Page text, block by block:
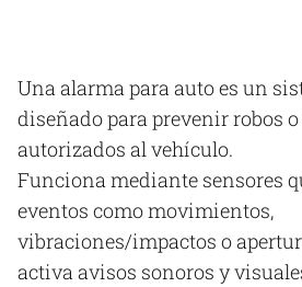
Una alarma para auto es un
diseñado para prevenir robos
autorizados al vehículo.​
Funciona mediante sensores
eventos como movimientos,
vibraciones/impactos o
activa avisos sonoros y